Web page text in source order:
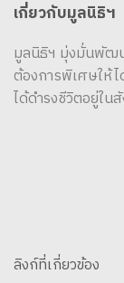
เกี่ยวกับมูลนิธิฯ
มูลนิธิฯ มุ่งมั่นพัฒ
ต้องการพิเศษให้
ได้ดำรงชีวิตอยู่ใ
ลิงก์ที่เกี่ยวข้อง